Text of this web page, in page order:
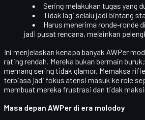
Sering melakukan tugas yang
Tidak lagi selalu jadi bintang
Harus menerima ronde-ronde
jadi pusat rencana, melainkan
Ini menjelaskan kenapa banyak AWPer
rating rendah. Mereka bukan bermain
memang sering tidak glamor. Memaksa
terbiasa jadi fokus atensi masuk ke role
membuat mereka frustrasi dan tidak
Masa depan AWPer di era molodoy